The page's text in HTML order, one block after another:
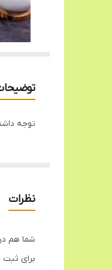
توجه داشته
نظرات
شما هم
برای ثبت